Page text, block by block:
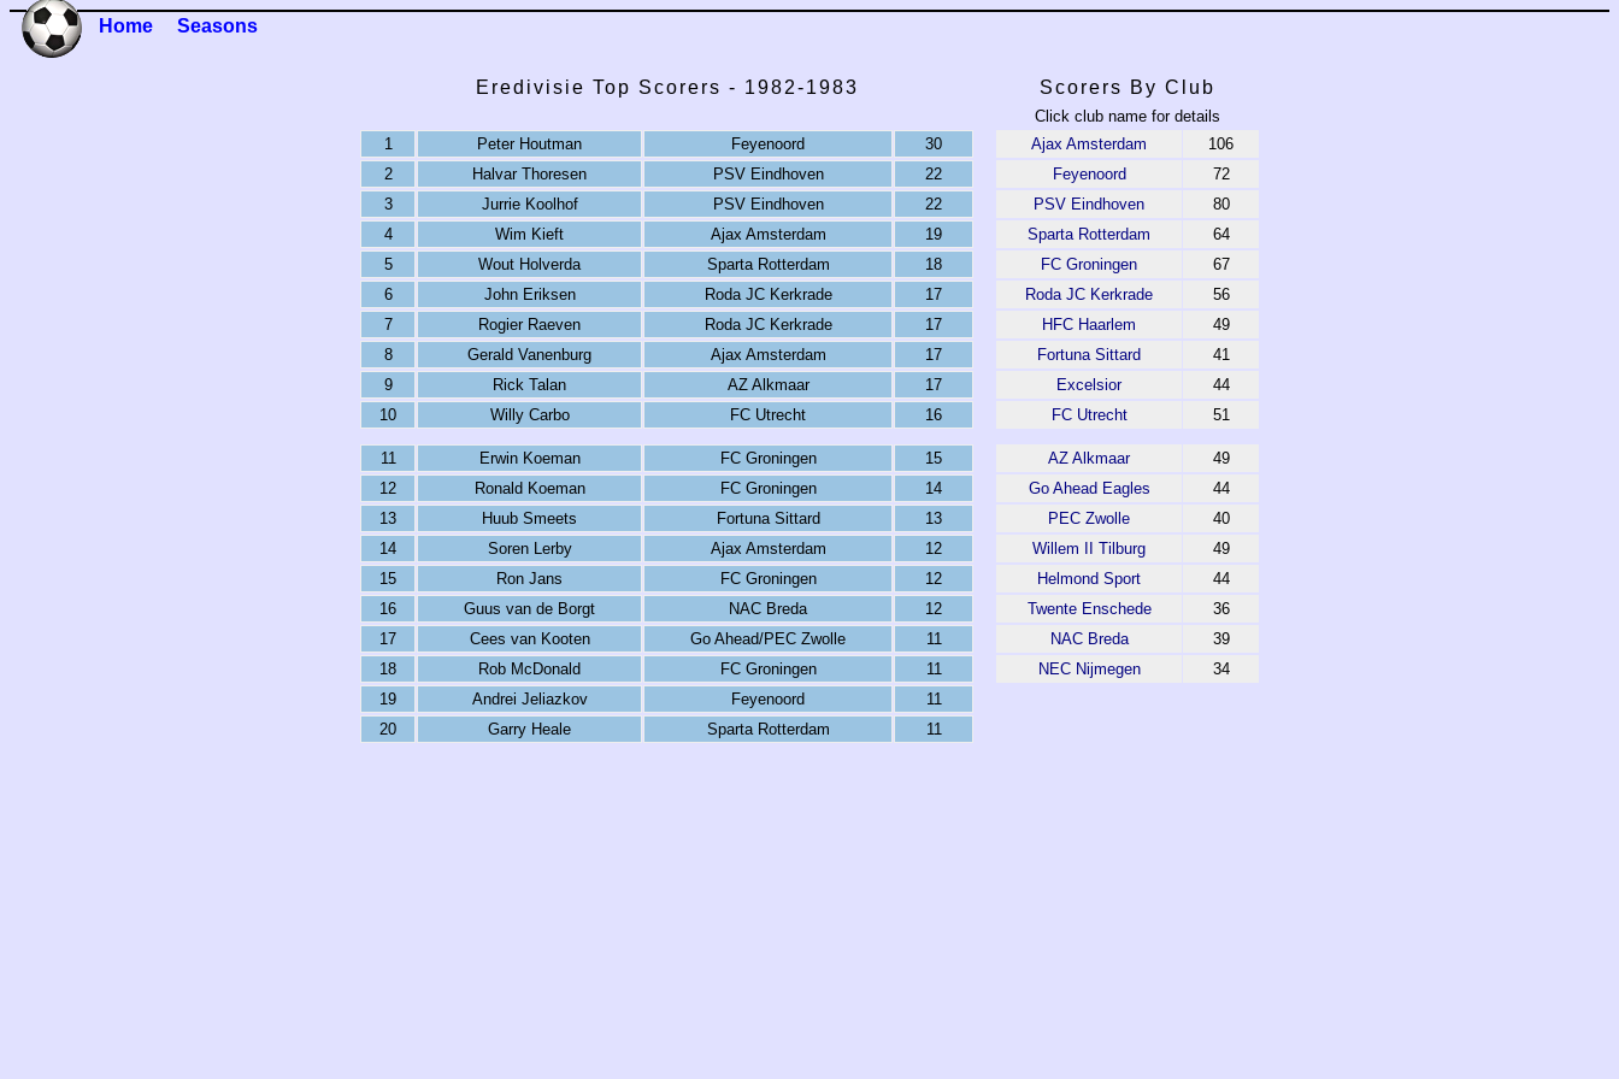
Home Seasons
Eredivisie Top Scorers - 1982-1983 Scorers By Club
Click club name for details
1
Peter Houtman Feyenoord 30 Ajax Amsterdam
106
2
Halvar Thoresen PSV Eindhoven 22 Feyenoord
72
3
Jurrie Koolhof PSV Eindhoven 22 PSV Eindhoven
80
4
Wim Kieft Ajax Amsterdam 19 Sparta Rotterdam
64
5
Wout Holverda Sparta Rotterdam 18 FC Groningen
67
6
John Eriksen Roda JC Kerkrade 17 Roda JC Kerkrade
56
7
Rogier Raeven Roda JC Kerkrade 17 HFC Haarlem
49
8
Gerald Vanenburg Ajax Amsterdam 17 Fortuna Sittard
41
9
Rick Talan AZ Alkmaar 17 Excelsior
44
10
Willy Carbo FC Utrecht 16 FC Utrecht 51
11 Erwin Koeman FC Groningen 15 AZ Alkmaar
49
12
Ronald Koeman FC Groningen 14 Go Ahead Eagles
44
13
Huub Smeets Fortuna Sittard 13 PEC Zwolle
40
14
Soren Lerby Ajax Amsterdam 12 Willem II Tilburg
49
15
Ron Jans FC Groningen 12 Helmond Sport
44
16
Guus van de Borgt NAC Breda 12 Twente Enschede
36
17
Cees van Kooten Go Ahead/PEC Zwolle 11 NAC Breda
39
18
Rob McDonald FC Groningen 11 NEC Nijmegen
34
19
Andrei Jeliazkov Feyenoord
11
20
Garry Heale Sparta Rotterdam 11